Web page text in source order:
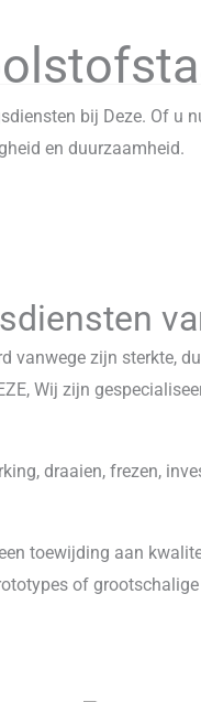
bij Deze. Of u
en duurzaamheid.
vanwege zijn sterkte,
Wij zijn
draaien, frezen,
toewijding aan
of